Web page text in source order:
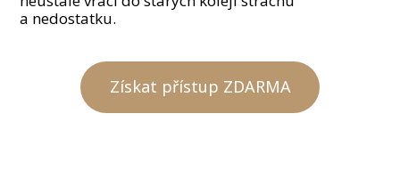
a nedostatku.
Získat přístup ZDARMA